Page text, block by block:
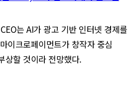
는 AI가 광고 기반 인터넷 경제를
이크로페이먼트가 창작자 중심
상할 것이라 전망했다.